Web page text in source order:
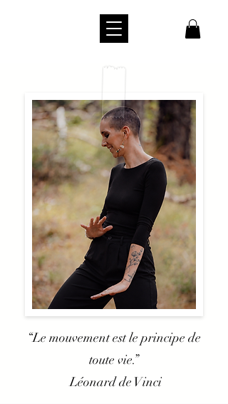
“Le mouvement est le principe de
toute vie.”
Léonard de Vinci